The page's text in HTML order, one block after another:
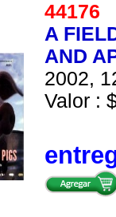
44176
A
AND
2002,
Valor :